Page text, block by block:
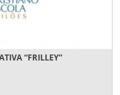
“FRILLEY”